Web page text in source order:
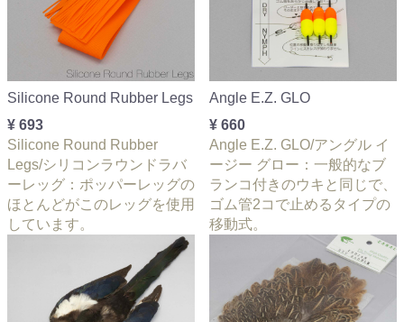
Silicone Round Rubber Legs
¥ 693
Silicone Round Rubber
Legs/シリコンラウンドラバ
ーレッグ：ポッパーレッグの
ほとんどがこのレッグを使用
しています。
Angle E.Z. GLO
¥ 660
Angle E.Z. GLO/アングル イ
ージー グロー：一般的なブ
ランコ付きのウキと同じで、
ゴム管2コで止めるタイプの
移動式。